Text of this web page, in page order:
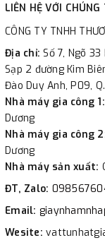
LIÊN HỆ VỚI CHÚNG
CÔNG TY TNHH
Địa chỉ:Số 7, Ngõ
Sạp 2 đường Kim
Đào Duy Anh, P09,
Nhà máy gia công 1:
Dương
Nhà máy gia công
Dương
Nhà máy sản xuất:
ĐT, Zalo:
Email:
Wesite: